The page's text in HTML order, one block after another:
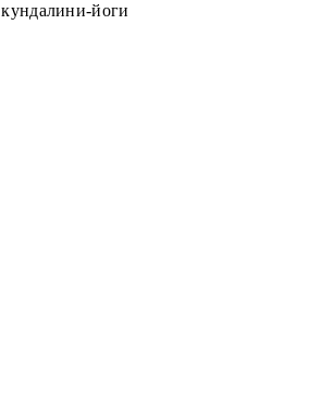
кундалини-йоги